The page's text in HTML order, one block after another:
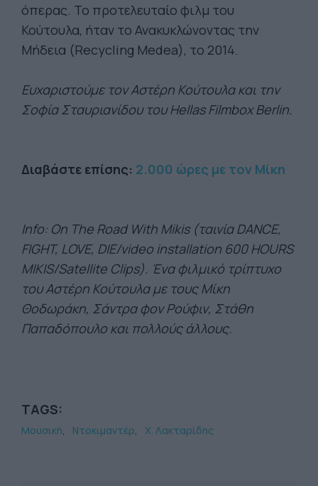
όπερας. Το προτελευταίο φιλμ του
Κούτουλα, ήταν το Ανακυκλώνοντας την
Μήδεια (Recycling Medea), το 2014.
Ευχαριστούμε τον Αστέρη Κούτουλα και την
Σοφία Σταυριανίδου του Hellas Filmbox Berlin.
Διαβάστε επίσης: 2.000 ώρες με τον Μίκη
Info: On The Road With Mikis (ταινία DANCE,
FIGHT, LOVE, DIE/video installation 600 HOURS
MIKIS/Satellite Clips). Ένα φιλμικό τρίπτυχο
του Αστέρη Κούτουλα με τους Μίκη
Θοδωράκη, Σάντρα φον Ρούφιν, Στάθη
Παπαδόπουλο και πολλούς άλλους.
TAGS:
Μουσική Ντοκιμαντέρ Χ. Λακταρίδης